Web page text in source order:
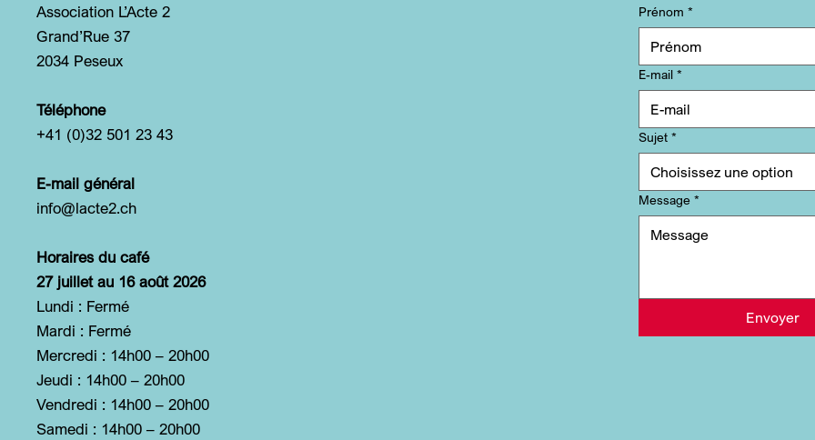
Association L’Acte 2
Grand’Rue 37
2034 Peseux
Téléphone
+41 (0)32 501 23 43
E-mail général
info@lacte2.ch
Horaires du café
27 juillet au 16 août 2026
Lundi : Fermé
Mardi : Fermé
Mercredi : 14h00 – 20h00
Jeudi : 14h00 – 20h00
Vendredi : 14h00 – 20h00
Samedi : 14h00 – 20h00
Prénom *
E-mail *
Sujet *
Choisissez une option
Message *
Envoyer